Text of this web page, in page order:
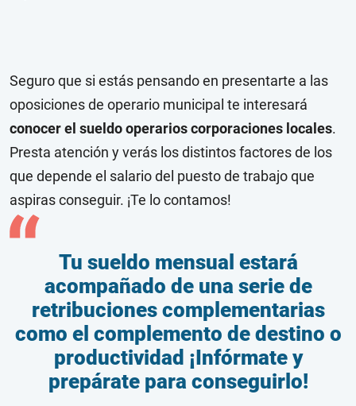
Seguro que si estás pensando en presentarte a las
oposiciones de operario municipal te interesará
conocer el sueldo operarios corporaciones locales.
Presta atención y verás los distintos factores de los
que depende el salario del puesto de trabajo que
aspiras conseguir. ¡Te lo contamos!
Tu sueldo mensual estará
acompañado de una serie de
retribuciones complementarias
como el complemento de destino o
productividad ¡Infórmate y
prepárate para conseguirlo!